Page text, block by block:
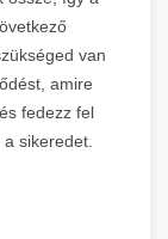
van
amire
fedezz fel
sikeredet.